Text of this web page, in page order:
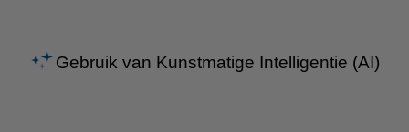
Gebruik van Kunstmatige Intelligentie (AI)